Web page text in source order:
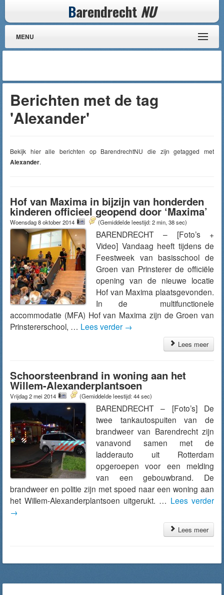
Barendrecht NU
MENU
Berichten met de tag
'Alexander'
Bekijk hier alle berichten op BarendrechtNU die zijn getagged met
Alexander.
Hof van Maxima in bijzijn van honderden
kinderen officieel geopend door ‘Maxima’
Woensdag 8 oktober 2014 (Gemiddelde leestijd: 2 min, 38 sec)
BARENDRECHT – [Foto’s +
Video] Vandaag heeft tijdens de
Feestweek van basisschool de
Groen van Prinsterer de officiële
opening van de nieuwe locatie
Hof van Maxima plaatsgevonden.
In de multifunctionele
accommodatie (MFA) Hof van Maxima zijn de Groen van
Prinstererschool, … Lees verder →
Lees meer
Schoorsteenbrand in woning aan het
Willem-Alexanderplantsoen
Vrijdag 2 mei 2014 (Gemiddelde leestijd: 44 sec)
BARENDRECHT – [Foto’s] De
twee tankautospuiten van de
brandweer van Barendrecht zijn
vanavond samen met de
ladderauto uit Rotterdam
opgeroepen voor een melding
van een gebouwbrand. De
brandweer en politie zijn met spoed naar een woning aan
het Willem-Alexanderplantsoen uitgerukt. … Lees verder
→
Lees meer